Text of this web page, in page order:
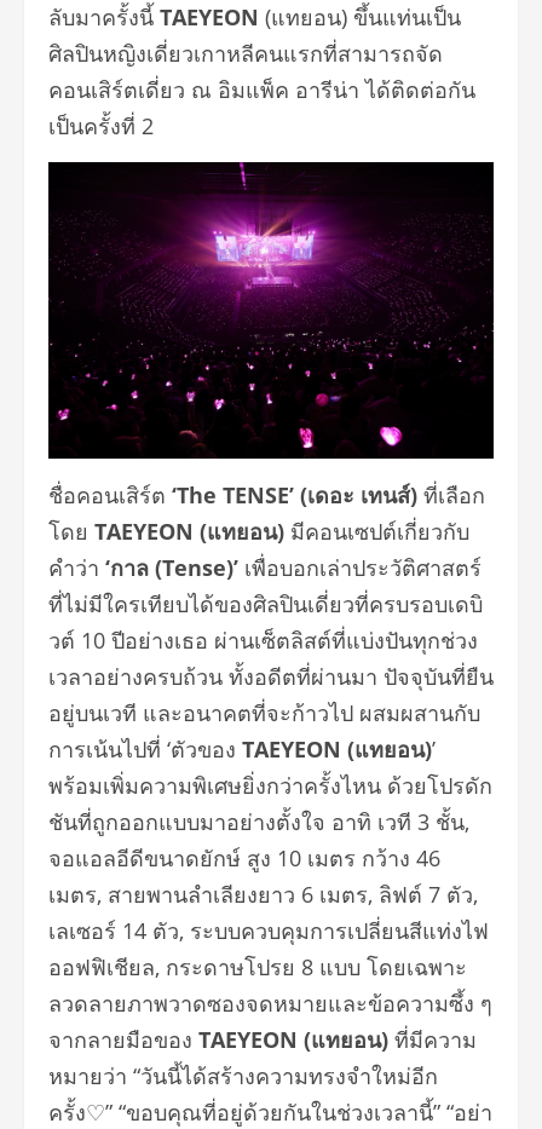
ลับมาครั้งนี้ TAEYEON (แทยอน) ขึ้นแท่นเป็น
ศิลปินหญิงเดี่ยวเกาหลีคนแรกที่สามารถจัด
คอนเสิร์ตเดี่ยว ณ อิมแพ็ค อารีน่า ได้ติดต่อกัน
เป็นครั้งที่ 2
ชื่อคอนเสิร์ต ‘The TENSE’ (เดอะ เทนส์) ที่เลือก
โดย TAEYEON (แทยอน) มีคอนเซปต์เกี่ยวกับ
คำว่า ‘กาล (Tense)’ เพื่อบอกเล่าประวัติศาสตร์
ที่ไม่มีใครเทียบได้ของศิลปินเดี่ยวที่ครบรอบเดบิ
วต์ 10 ปีอย่างเธอ ผ่านเซ็ตลิสต์ที่แบ่งปันทุกช่วง
เวลาอย่างครบถ้วน ทั้งอดีตที่ผ่านมา ปัจจุบันที่ยืน
อยู่บนเวที และอนาคตที่จะก้าวไป ผสมผสานกับ
การเน้นไปที่ ‘ตัวของ TAEYEON (แทยอน)’
พร้อมเพิ่มความพิเศษยิ่งกว่าครั้งไหน ด้วยโปรดัก
ชันที่ถูกออกแบบมาอย่างตั้งใจ อาทิ เวที 3 ชั้น,
จอแอลอีดีขนาดยักษ์ สูง 10 เมตร กว้าง 46
เมตร, สายพานลำเลียงยาว 6 เมตร, ลิฟต์ 7 ตัว,
เลเซอร์ 14 ตัว, ระบบควบคุมการเปลี่ยนสีแท่งไฟ
ออฟฟิเชียล, กระดาษโปรย 8 แบบ โดยเฉพาะ
ลวดลายภาพวาดซองจดหมายและข้อความซึ้ง ๆ
จากลายมือของ TAEYEON (แทยอน) ที่มีความ
หมายว่า “วันนี้ได้สร้างความทรงจำใหม่อีก
ครั้ง♡” “ขอบคุณที่อยู่ด้วยกันในช่วงเวลานี้” “อย่า